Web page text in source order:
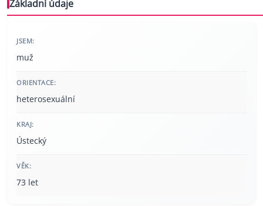
Základní údaje
JSEM:
muž
ORIENTACE:
heterosexuální
KRAJ:
Ústecký
VĚK:
73 let